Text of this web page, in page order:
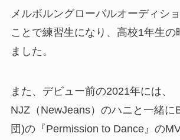
メルボルングローバルオーディシ
ことで練習生になり、高校1年生の
ました。
また、デビュー前の2021年には、
NJZ（NewJeans）のハニと一緒に
団)の『Permission to Dance』の